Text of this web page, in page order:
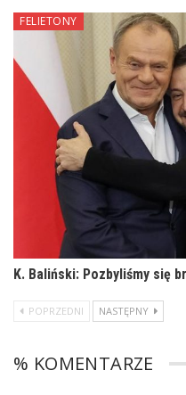
FELIETONY
K. Baliński: Pozbyliśmy się
POPRZEDNI NASTĘPNY
% KOMENTARZE